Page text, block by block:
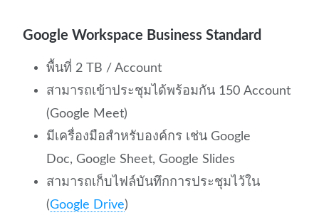
Google Workspace Business Standard
พื้นที่ 2 TB / Account
สามารถเข้าประชุมได้พร้อมกัน 150 Account
(Google Meet)
มีเครื่องมือสำหรับองค์กร เช่น Google
Doc, Google Sheet, Google Slides
สามารถเก็บไฟล์บันทึกการประชุมไว้ใน
(Google Drive)